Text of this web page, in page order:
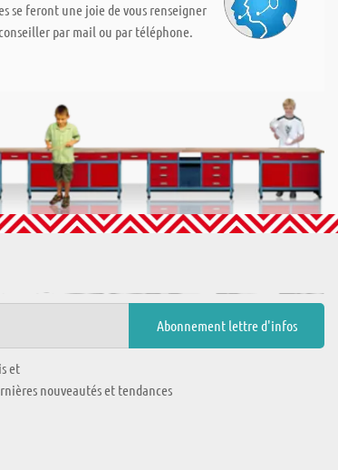
se feront une joie de vous renseigner
par mail ou par téléphone.
et
nouveautés et tendances